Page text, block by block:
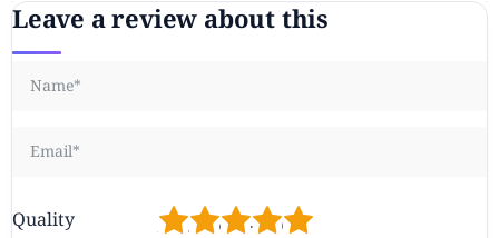
Leave a review about this
Quality 5
4
3
2